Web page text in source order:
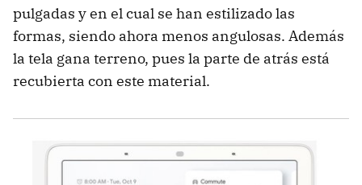
pulgadas y en el cual se han estilizado las
formas, siendo ahora menos angulosas. Además
la tela gana terreno, pues la parte de atrás está
recubierta con este material.